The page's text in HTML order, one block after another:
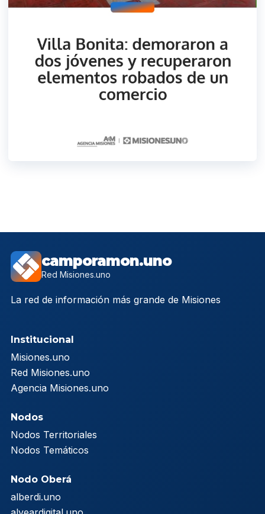
camporamon.uno
Red Misiones.uno
La red de información más grande de Misiones
Institucional
Misiones.uno
Red Misiones.uno
Agencia Misiones.uno
Nodos
Nodos Territoriales
Nodos Temáticos
Nodo Oberá
alberdi.uno